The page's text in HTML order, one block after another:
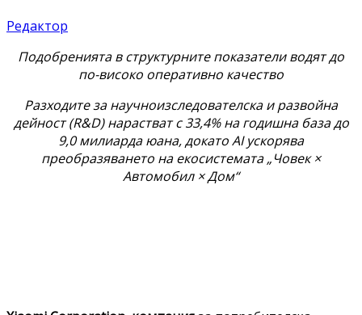
Редактор
Подобренията в структурните показатели водят до
по-високо оперативно качество
Разходите за научноизследователска и развойна
дейност (R&D) нарастват с 33,4% на годишна база до
9,0 милиарда юана, докато AI ускорява
преобразяването на екосистемата „Човек ×
Автомобил × Дом“